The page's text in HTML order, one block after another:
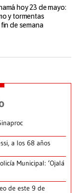
hoy 23 de mayo:
y tormentas
de semana
a los 68 años
Municipal: ‘Ojalá
de este 9 de